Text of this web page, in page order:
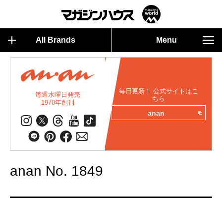
All Brands Menu
毎週水曜日発売
1970年創刊
毎日更新！ 公式サイトはこ
ちら
anan
anan No. 1849